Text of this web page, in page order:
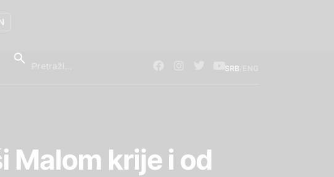
SRB
Malom krije i od